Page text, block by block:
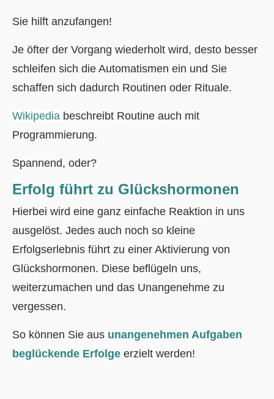
Sie hilft anzufangen!
Je öfter der Vorgang wiederholt wird, desto besser
schleifen sich die Automatismen ein und Sie
schaffen sich dadurch Routinen oder Rituale.
Wikipedia beschreibt Routine auch mit
Programmierung.
Spannend, oder?
Erfolg führt zu Glückshormonen
Hierbei wird eine ganz einfache Reaktion in uns
ausgelöst. Jedes auch noch so kleine
Erfolgserlebnis führt zu einer Aktivierung von
Glückshormonen. Diese beflügeln uns,
weiterzumachen und das Unangenehme zu
vergessen.
So können Sie aus unangenehmen Aufgaben
beglückende Erfolge erzielt werden!